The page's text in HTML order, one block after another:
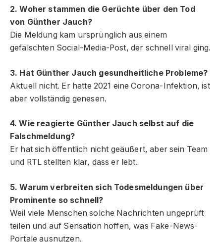
2. Woher stammen die Gerüchte über den Tod
von Günther Jauch?
Die Meldung kam ursprünglich aus einem
gefälschten Social-Media-Post, der schnell viral ging.
3. Hat Günther Jauch gesundheitliche Probleme?
Aktuell nicht. Er hatte 2021 eine Corona-Infektion, ist
aber vollständig genesen.
4. Wie reagierte Günther Jauch selbst auf die
Falschmeldung?
Er hat sich öffentlich nicht geäußert, aber sein Team
und RTL stellten klar, dass er lebt.
5. Warum verbreiten sich Todesmeldungen über
Prominente so schnell?
Weil viele Menschen solche Nachrichten ungeprüft
teilen und auf Sensation hoffen, was Fake-News-
Portale ausnutzen.